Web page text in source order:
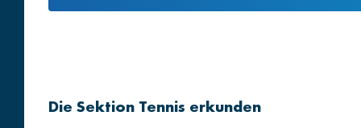
Die Sektion Tennis erkunden